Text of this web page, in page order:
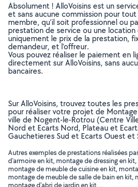
Absolument ! AlloVoisins est un
et sans aucune commission pour
membre, qu’il soit professionnel ou
prestation de service ou une location
uniquement le prix de la prestation,
demandeur, et l’offreur.
Vous pouvez réaliser le paiement en
directement sur AlloVoisins, sans
bancaires.
Sur AlloVoisins, trouvez toutes les
pour réaliser votre projet de
ville de Nogent-le-Rotrou (Centre
Nord et Ecarts Nord, Plateau et
Gauchetieres Sud et Ecarts Ouest et
Autres exemples de prestations réalisées
d'armoire en kit, montage de dressing en
montage de meuble de cuisine en kit,
montage de meuble de salle de bain en kit,
montage d'abri de jardin en kit, ..